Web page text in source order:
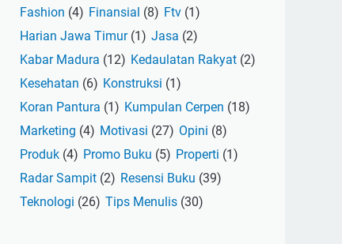
Fashion (4) Finansial (8) Ftv (1)
Harian Jawa Timur (1) Jasa (2)
Kabar Madura (12) Kedaulatan Rakyat (2)
Kesehatan (6) Konstruksi (1)
Koran Pantura (1) Kumpulan Cerpen (18)
Marketing (4) Motivasi (27) Opini (8)
Produk (4) Promo Buku (5) Properti (1)
Radar Sampit (2) Resensi Buku (39)
Teknologi (26) Tips Menulis (30)